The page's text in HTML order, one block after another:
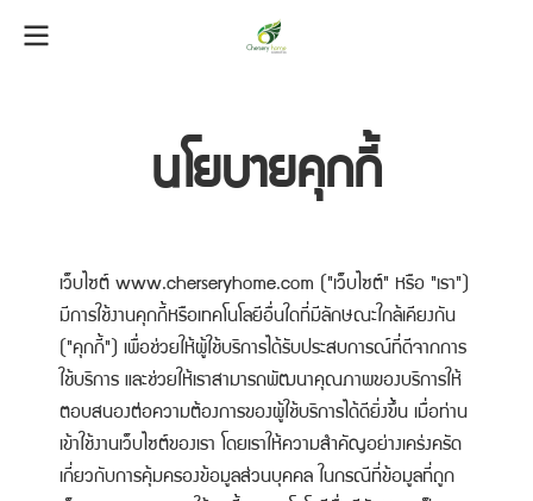
นโยบายคุกกี้
เว็บไซต์ www.cherseryhome.com ("เว็บไซต์" หรือ "เรา")
มีการใช้งานคุกกี้หรือเทคโนโลยีอื่นใดที่มีลักษณะใกล้เคียงกัน
("คุกกี้") เพื่อช่วยให้ผู้ใช้บริการได้รับประสบการณ์ที่ดีจากการ
ใช้บริการ และช่วยให้เราสามารถพัฒนาคุณภาพของบริการให้
ตอบสนองต่อความต้องการของผู้ใช้บริการได้ดียิ่งขึ้น เมื่อท่าน
เข้าใช้งานเว็บไซต์ของเรา โดยเราให้ความสำคัญอย่างเคร่งครัด
เกี่ยวกับการคุ้มครองข้อมูลส่วนบุคคล ในกรณีที่ข้อมูลที่ถูก